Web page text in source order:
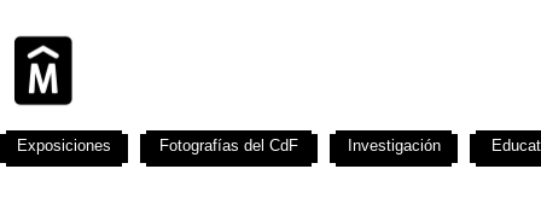
Exposiciones Fotografías del CdF Investigación